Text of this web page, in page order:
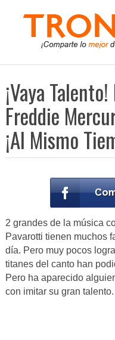
¡Vaya
Freddie
¡Al Mismo
2 grandes de la música
Pavarotti tienen muchos
día. Pero muy pocos
titanes del canto han
Pero ha aparecido
con imitar su gran talento.